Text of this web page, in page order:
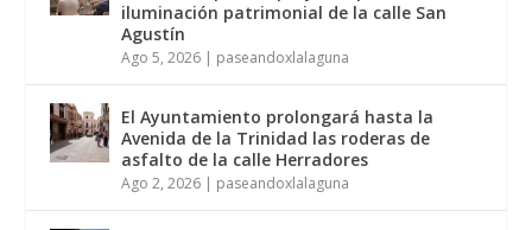
iluminación patrimonial de la calle San
Agustín
Ago 5, 2026 | paseandoxlalaguna
El Ayuntamiento prolongará hasta la
Avenida de la Trinidad las roderas de
asfalto de la calle Herradores
Ago 2, 2026 | paseandoxlalaguna